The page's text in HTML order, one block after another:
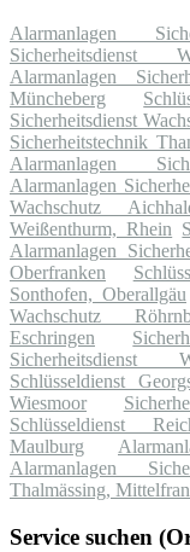
Alarmanlagen
Sicherheitsdienst
Alarmanlagen
Müncheberg
Sicherheitsdienst
Sicherheitstechnik
Alarmanlagen
Alarmanlagen
Wachschutz
Weißenthurm, Rhein
Alarmanlagen
Oberfranken
Sonthofen, Oberallgäu
Wachschutz
Eschringen
Sicherheitsdienst
Schlüsseldienst
Wiesmoor
Schlüsseldienst
Maulburg
Alarmanlagen
Thalmässing,
Service suchen